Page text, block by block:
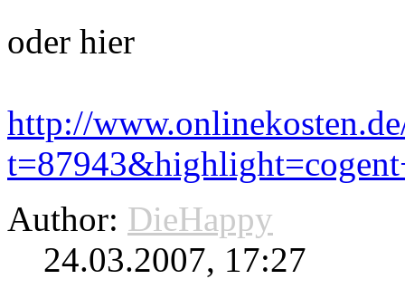
oder hier
http://
Author: DieHappy
24.03.2007, 17:27